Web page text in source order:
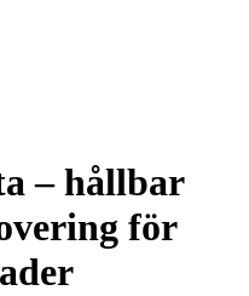
– hållbar
för